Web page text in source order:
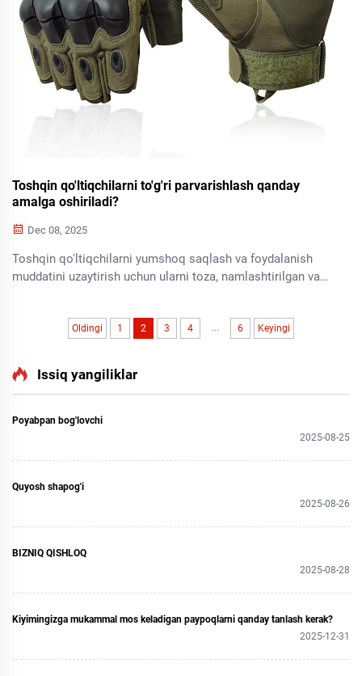
Toshqin qo'ltiqchilarni to'g'ri parvarishlash qanday
amalga oshiriladi?
Dec 08, 2025
Toshqin qo'ltiqchilarni yumshoq saqlash va foydalanish
muddatini uzaytirish uchun ularni toza, namlashtirilgan va
himoya qiling.Oldingi 1 2 3 4 ... 6 Keyingi
Issiq yangiliklar
Poyabpan bog'lovchi
2025-08-25
Quyosh shapog'i
2025-08-26
BIZNIQ QISHLOQ
2025-08-28
Kiyimingizga mukammal mos keladigan paypoqlarni qanday tanlash kerak?
2025-12-31